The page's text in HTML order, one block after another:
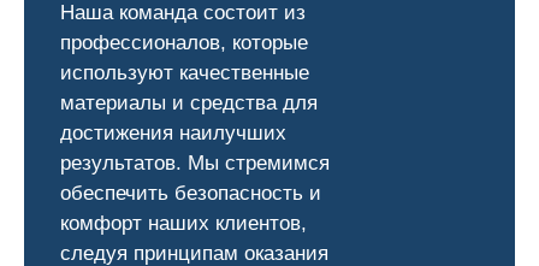
Наша команда состоит из
профессионалов, которые
используют качественные
материалы и средства для
достижения наилучших
результатов. Мы стремимся
обеспечить безопасность и
комфорт наших клиентов,
следуя принципам оказания